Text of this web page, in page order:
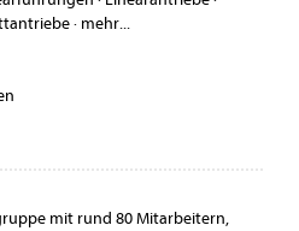
· mehr...
mit rund 80 Mitarbeitern,